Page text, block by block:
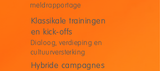
meldrapportage
Klassikale trainingen
en kick-offs
Dialoog, verdieping en
cultuurversterking
Hybride campagnes